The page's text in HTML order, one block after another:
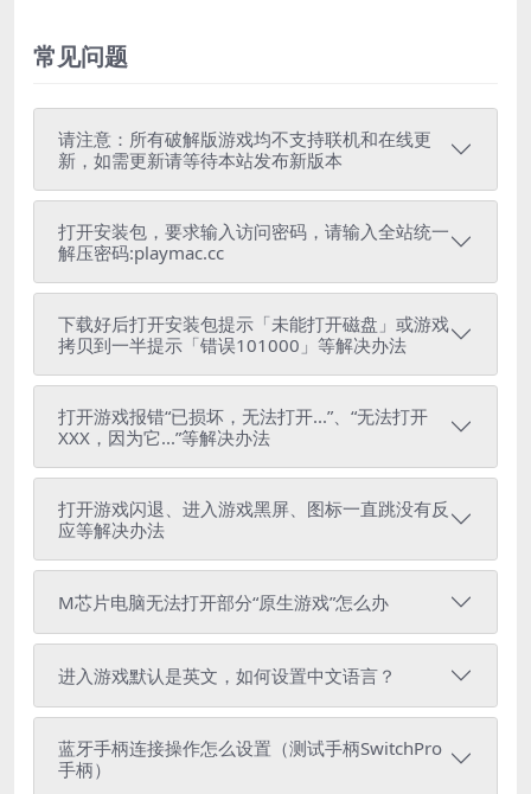
常见问题
请注意：所有破解版游戏均不支持联机和在线更
新，如需更新请等待本站发布新版本
打开安装包，要求输入访问密码，请输入全站统一
解压密码:playmac.cc
下载好后打开安装包提示「未能打开磁盘」或游戏
拷贝到一半提示「错误101000」等解决办法
打开游戏报错“已损坏，无法打开...”、“无法打开
XXX，因为它...”等解决办法
打开游戏闪退、进入游戏黑屏、图标一直跳没有反
应等解决办法
M芯片电脑无法打开部分“原生游戏”怎么办
进入游戏默认是英文，如何设置中文语言？
蓝牙手柄连接操作怎么设置（测试手柄SwitchPro
手柄）